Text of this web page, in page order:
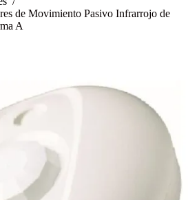
de Movimiento Pasivo Infrarrojo de
A